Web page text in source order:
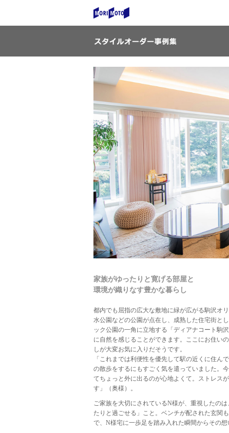
家族がゆったりと寛げる部屋と
環境が織りなす豊かな暮らし
都内でも屈指の広大な敷地に緑が広がる駒沢オ
水公園などの公園が点在し、成熟した住宅街と
ック公園の一角に立地する「ディアナコート駒
に自然を感じることができます。ここにお住い
しが大変お気に入りだそうです。
「これまでは利便性を優先して駅の近くに住ん
の散歩をするにもすごく気を遣っていました。
てちょっと外に出るのが心地よくて。ストレス
す」（奥様）。
ご家族を大切にされているN様が、重視したの
たりと過ごせる」こと。ベンチが配された玄関
で、N様宅に一歩足を踏み入れた瞬間からその想